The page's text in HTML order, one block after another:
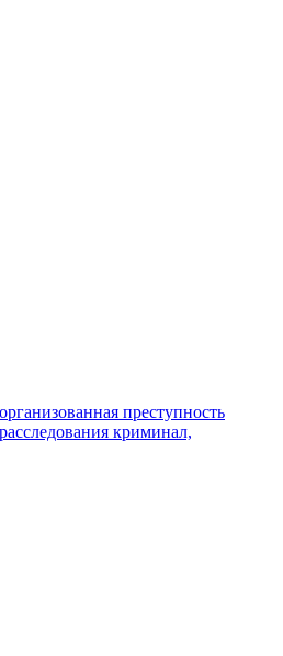
организованная преступность
расследования криминал,